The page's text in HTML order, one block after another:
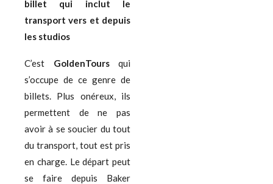
billet qui inclut le
transport vers et depuis
les studios
C’est GoldenTours qui
s’occupe de ce genre de
billets. Plus onéreux, ils
permettent de ne pas
avoir à se soucier du tout
du transport, tout est pris
en charge. Le départ peut
se faire depuis Baker